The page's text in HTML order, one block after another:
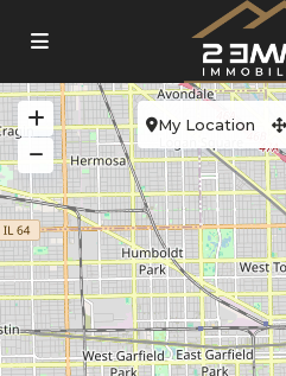
My Location